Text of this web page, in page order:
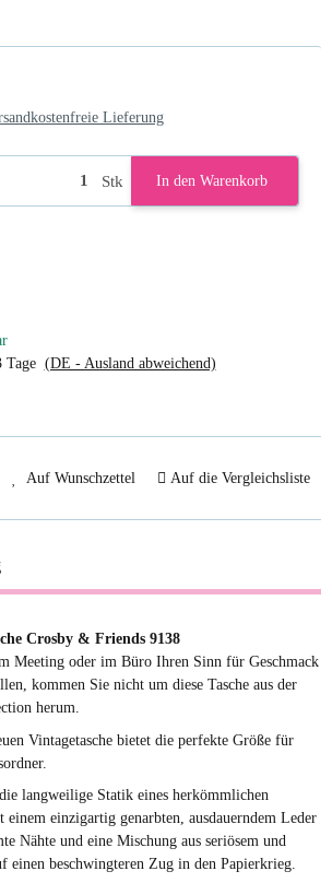
Lieferung
Stk In den Warenkorb
Tage (DE - Ausland abweichend)
Auf Wunschzettel Auf die Vergleichsliste
Crosby & Friends 9138
Meeting oder im Büro Ihren Sinn für Geschmack
kommen Sie nicht um diese Tasche aus der
herum.
Vintagetasche bietet die perfekte Größe für
langweilige Statik eines herkömmlichen
einem einzigartig genarbten, ausdauerndem Leder
Nähte und eine Mischung aus seriösem und
einen beschwingteren Zug in den Papierkrieg.